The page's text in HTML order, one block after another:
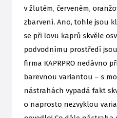
v žlutém, červeném,
zbarvení. Ano, tohle jsou
se při lovu kaprů skvěle
podvodnímu prostředí
firma KAPRPRO nedávno
barevnou variantou – s
nástrahách vypadá fakt
o naprosto nezvyklou